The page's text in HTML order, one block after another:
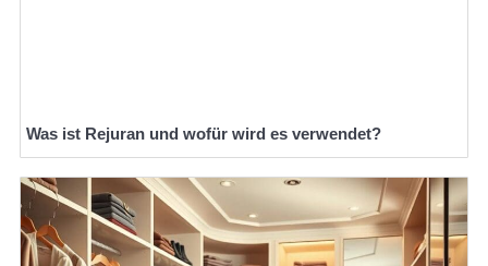
Was ist Rejuran und wofür wird es verwendet?